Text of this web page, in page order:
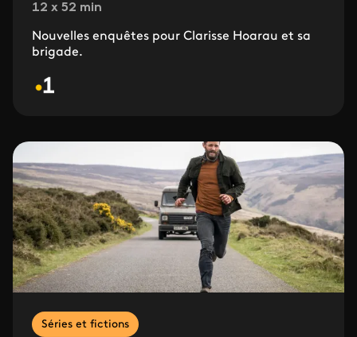
12 x 52 min
Nouvelles enquêtes pour Clarisse Hoarau et sa
brigade.
Séries et fictions